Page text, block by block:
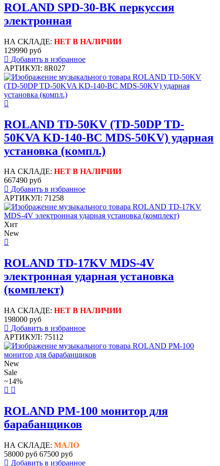
ROLAND SPD-30-BK перкуссия
электронная
НА СКЛАДЕ: НЕТ В НАЛИЧИИ
129990 руб
Добавить в избранное
АРТИКУЛ: 8R027
ROLAND TD-50KV (TD-50DP TD-
50KVA KD-140-BC MDS-50KV) ударная
установка (компл.)
НА СКЛАДЕ: НЕТ В НАЛИЧИИ
667490 руб
Добавить в избранное
АРТИКУЛ: 71258
Хит
New
ROLAND TD-17KV MDS-4V
электронная ударная установка
(комплект)
НА СКЛАДЕ: НЕТ В НАЛИЧИИ
198000 руб
Добавить в избранное
АРТИКУЛ: 75112
New
Sale
~14%
ROLAND PM-100 монитор для
барабанщиков
НА СКЛАДЕ: МАЛО
58000 руб 67500 руб
Добавить в избранное